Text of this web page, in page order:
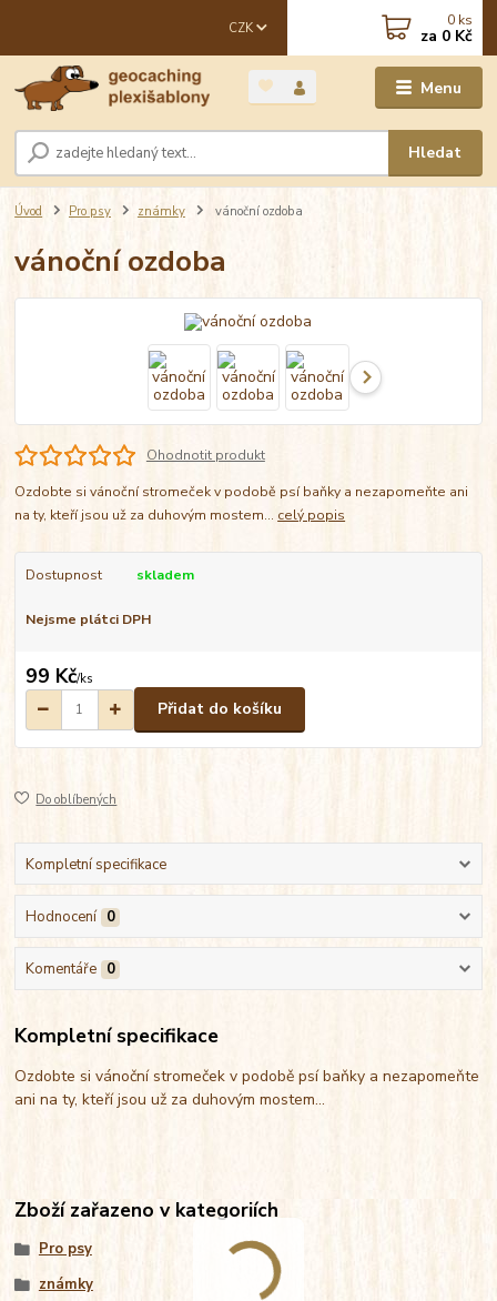
Menu
CZK
Hledat
0 ks
za 0 Kč
Úvod Pro psy známky vánoční ozdoba
vánoční ozdoba
Ohodnotit produkt
Ozdobte si vánoční stromeček v podobě psí baňky a nezapomeňte ani
na ty, kteří jsou už za duhovým mostem... celý popis
Dostupnost skladem
Nejsme plátci DPH
99 Kč/ks
Přidat do košíku
Do oblíbených
Kompletní specifikace
Hodnocení 0
Komentáře 0
Kompletní specifikace
Ozdobte si vánoční stromeček v podobě psí baňky a nezapomeňte
ani na ty, kteří jsou už za duhovým mostem...
Zboží zařazeno v kategoriích
Pro psy
známky